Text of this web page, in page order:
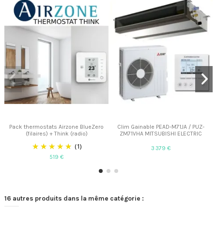
Pack thermostats Airzone BlueZero
(filaires) + Think (radio)
(1)
519 €
Clim Gainable PEAD-M71JA / PUZ-
ZM71VHA MITSUBISHI ELECTRIC
3 379 €
16 autres produits dans la même catégorie :